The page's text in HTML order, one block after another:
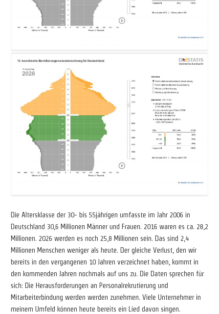
Die Altersklasse der 30- bis 55jährigen umfasste im Jahr 2006 in
Deutschland 30,6 Millionen Männer und Frauen. 2016 waren es ca. 28,2
Millionen. 2026 werden es noch 25,8 Millionen sein. Das sind 2,4
Millionen Menschen weniger als heute. Der gleiche Verlust, den wir
bereits in den vergangenen 10 Jahren verzeichnet haben, kommt in
den kommenden Jahren nochmals auf uns zu. Die Daten sprechen für
sich: Die Herausforderungen an Personalrekrutierung und
Mitarbeiterbindung werden werden zunehmen. Viele Unternehmer in
meinem Umfeld können heute bereits ein Lied davon singen.